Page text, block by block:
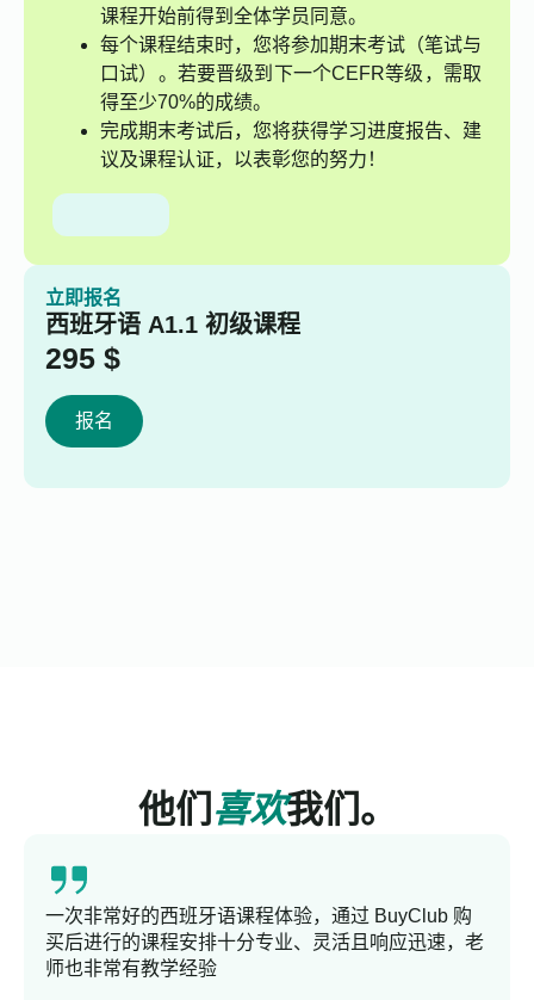
课程开始前得到全体学员同意。
每个课程结束时，您将参加期末考试（笔试与
口试）。若要晋级到下一个CEFR等级，需取
得至少70%的成绩。
完成期末考试后，您将获得学习进度报告、建
议及课程认证，以表彰您的努力！
立即报名
西班牙语 A1.1 初级课程
295 $
报名
他们 喜欢我们。
一次非常好的西班牙语课程体验，通过 BuyClub 购
买后进行的课程安排十分专业、灵活且响应迅速，老
师也非常有教学经验